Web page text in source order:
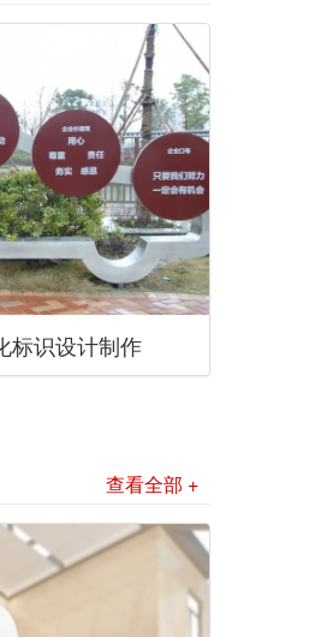
标识设计制作
查看全部 +